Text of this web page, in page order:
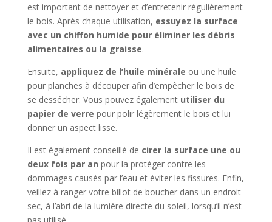
est important de nettoyer et d’entretenir régulièrement
le bois. Après chaque utilisation, essuyez la surface
avec un chiffon humide pour éliminer les débris
alimentaires ou la graisse.
Ensuite, appliquez de l’huile minérale ou une huile
pour planches à découper afin d’empêcher le bois de
se dessécher. Vous pouvez égalementutiliser du
papier de verre pour polir légèrement le bois et lui
donner un aspect lisse.
Il est également conseillé de cirer la surface une ou
deux fois par an pour la protéger contre les
dommages causés par l’eau et éviter les fissures. Enfin,
veillez à ranger votre billot de boucher dans un endroit
sec, à l’abri de la lumière directe du soleil, lorsqu’il n’est